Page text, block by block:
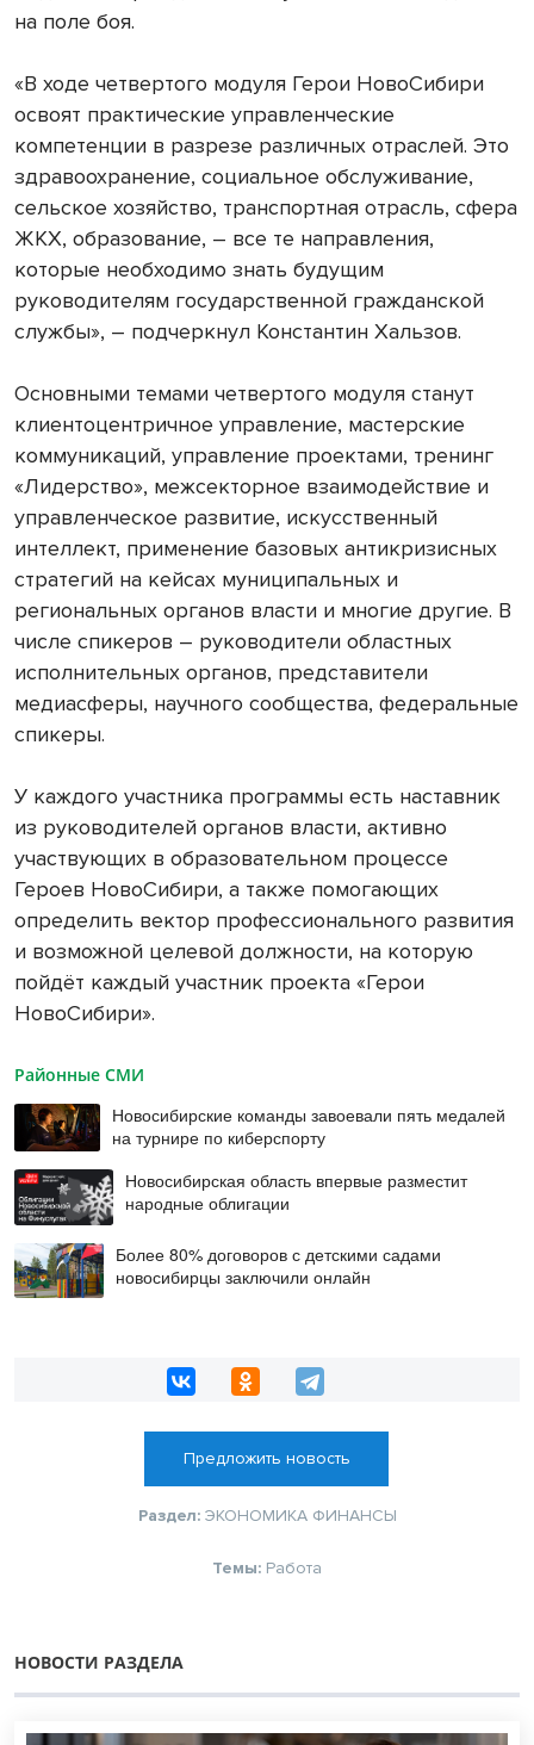
на поле боя.
«В ходе четвертого модуля Герои НовоСибири
освоят практические управленческие
компетенции в разрезе различных отраслей. Это
здравоохранение, социальное обслуживание,
сельское хозяйство, транспортная отрасль, сфера
ЖКХ, образование, – все те направления,
которые необходимо знать будущим
руководителям государственной гражданской
службы», – подчеркнул Константин Хальзов.
Основными темами четвертого модуля станут
клиентоцентричное управление, мастерские
коммуникаций, управление проектами, тренинг
«Лидерство», межсекторное взаимодействие и
управленческое развитие, искусственный
интеллект, применение базовых антикризисных
стратегий на кейсах муниципальных и
региональных органов власти и многие другие. В
числе спикеров – руководители областных
исполнительных органов, представители
медиасферы, научного сообщества, федеральные
спикеры.
У каждого участника программы есть наставник
из руководителей органов власти, активно
участвующих в образовательном процессе
Героев НовоСибири, а также помогающих
определить вектор профессионального развития
и возможной целевой должности, на которую
пойдёт каждый участник проекта «Герои
НовоСибири».
Районные СМИ
Новосибирские команды завоевали пять медалей
на турнире по киберспорту
Новосибирская область впервые разместит
народные облигации
Более 80% договоров с детскими садами
новосибирцы заключили онлайн
Предложить новость
Раздел: ЭКОНОМИКА ФИНАНСЫ
Темы: Работа
НОВОСТИ РАЗДЕЛА